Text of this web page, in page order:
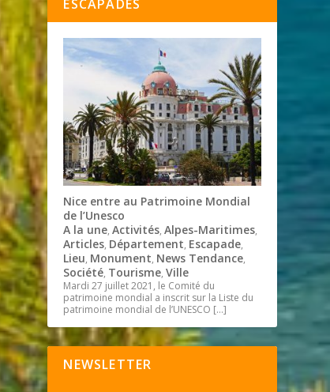
ESCAPADES
Nice entre au Patrimoine Mondial
de l’Unesco
A la une,Activités,Alpes-Maritimes,
Articles, Département, Escapade,
Lieu, Monument, News Tendance,
Société, Tourisme,Ville
Mardi 27 juillet 2021, le Comité du
patrimoine mondial a inscrit sur la Liste du
patrimoine mondial de l’UNESCO […]
NEWSLETTER